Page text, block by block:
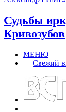
Судьбы
Кривозубов
МЕНЮ
Свежий